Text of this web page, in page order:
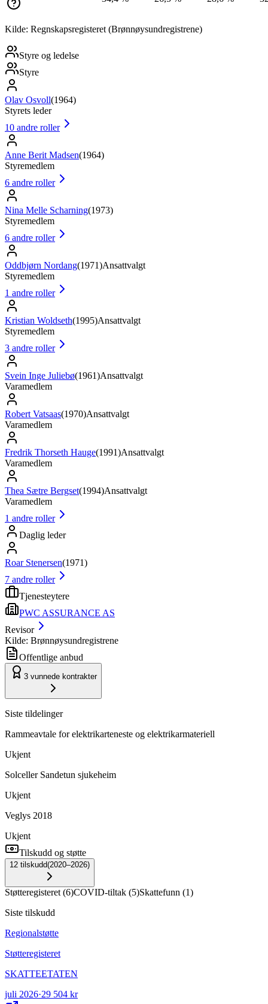
Kilde: Regnskapsregisteret (Brønnøysundregistrene)
Styre og ledelse
Styre
Olav Osvoll(1964)
Styrets leder
10 andre roller
Anne Berit Madsen(1964)
Styremedlem
6 andre roller
Nina Melle Scharning(1973)
Styremedlem
6 andre roller
Oddbjørn Nordang(1971)Ansattvalgt
Styremedlem
1 andre roller
Kristian Woldseth(1995)Ansattvalgt
Styremedlem
3 andre roller
Svein Inge Juliebø(1961)Ansattvalgt
Varamedlem
Robert Vatsaas(1970)Ansattvalgt
Varamedlem
Fredrik Thorseth Hauge(1991)Ansattvalgt
Varamedlem
Thea Sætre Bergset(1994)Ansattvalgt
Varamedlem
1 andre roller
Daglig leder
Roar Stenersen(1971)
7 andre roller
Tjenesteytere
PWC ASSURANCE AS
Revisor
Kilde: Brønnøysundregistrene
Offentlige anbud
3 vunnede kontrakter
Siste tildelinger
Rammeavtale for elektrikarteneste og elektrikarmateriell
Ukjent
Solceller Sandetun sjukeheim
Ukjent
Veglys 2018
Ukjent
Tilskudd og støtte
12 tilskudd(2020–2026)
Støtteregisteret (6)COVID-tiltak (5)Skattefunn (1)
Siste tilskudd
Regionalstøtte
Støtteregisteret
SKATTEETATEN
juli 2026·29 504 kr